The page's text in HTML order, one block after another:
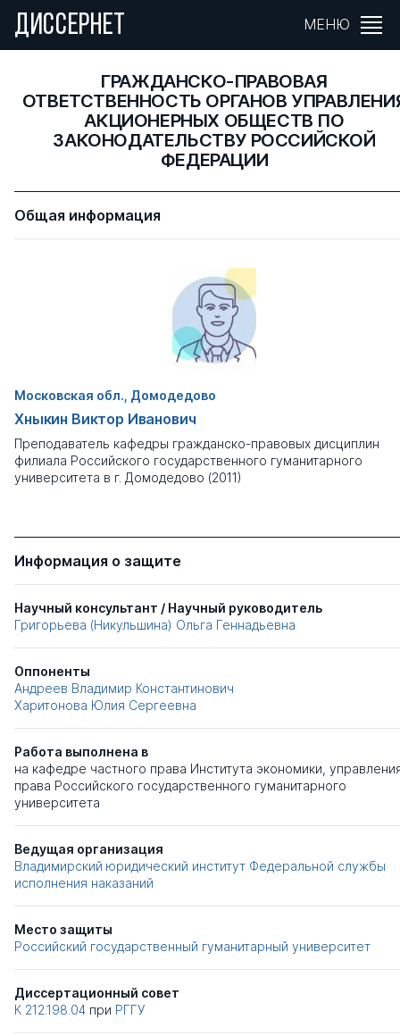
ДИССЕРНЕТ МЕНЮ
ГРАЖДАНСКО-ПРАВОВАЯ
ОТВЕТСТВЕННОСТЬ ОРГАНОВ
АКЦИОНЕРНЫХ ОБЩЕСТВ ПО
ЗАКОНОДАТЕЛЬСТВУ РОССИЙСКОЙ
ФЕДЕРАЦИИ
Общая информация
Московская обл., Домодедово
Хныкин Виктор Иванович
Преподаватель кафедры гражданско-правовых дисциплин
филиала Российского государственного гуманитарного
университета в г. Домодедово (2011)
Информация о защите
Научный консультант / Научный руководитель
Григорьева (Никульшина) Ольга Геннадьевна
Оппоненты
Андреев Владимир Константинович
Харитонова Юлия Сергеевна
Работа выполнена в
на кафедре частного права Института экономики,
права Российского государственного гуманитарного
университета
Ведущая организация
Владимирский юридический институт Федеральной службы
исполнения наказаний
Место защиты
Российский государственный гуманитарный университет
Диссертационный совет
К 212.198.04 при РГГУ